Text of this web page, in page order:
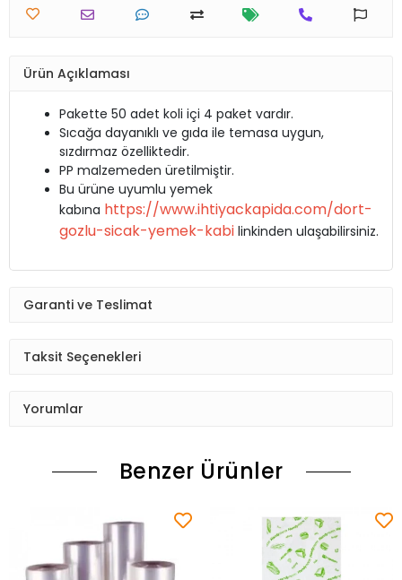
Ürün Açıklaması
Pakette 50 adet koli içi 4 paket vardır.
Sıcağa dayanıklı ve gıda ile temasa uygun,
sızdırmaz özelliktedir.
PP malzemeden üretilmiştir.
Bu ürüne uyumlu yemek
kabına https://www.ihtiyackapida.com/dort-
gozlu-sicak-yemek-kabi linkinden ulaşabilirsiniz.
Garanti ve Teslimat
Taksit Seçenekleri
Yorumlar
Benzer Ürünler